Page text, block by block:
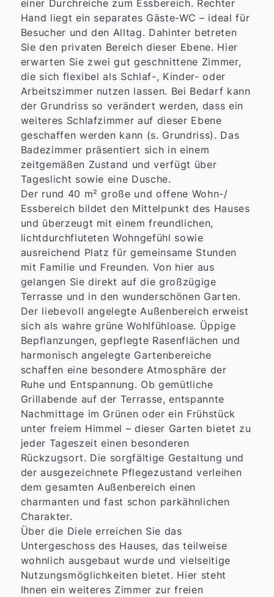
einer Durchreiche zum Essbereich. Rechter
Hand liegt ein separates Gäste-WC – ideal für
Besucher und den Alltag. Dahinter betreten
Sie den privaten Bereich dieser Ebene. Hier
erwarten Sie zwei gut geschnittene Zimmer,
die sich flexibel als Schlaf-, Kinder- oder
Arbeitszimmer nutzen lassen. Bei Bedarf kann
der Grundriss so verändert werden, dass ein
weiteres Schlafzimmer auf dieser Ebene
geschaffen werden kann (s. Grundriss). Das
Badezimmer präsentiert sich in einem
zeitgemäßen Zustand und verfügt über
Tageslicht sowie eine Dusche.
Der rund 40 m² große und offene Wohn-/
Essbereich bildet den Mittelpunkt des Hauses
und überzeugt mit einem freundlichen,
lichtdurchfluteten Wohngefühl sowie
ausreichend Platz für gemeinsame Stunden
mit Familie und Freunden. Von hier aus
gelangen Sie direkt auf die großzügige
Terrasse und in den wunderschönen Garten.
Der liebevoll angelegte Außenbereich erweist
sich als wahre grüne Wohlfühloase. Üppige
Bepflanzungen, gepflegte Rasenflächen und
harmonisch angelegte Gartenbereiche
schaffen eine besondere Atmosphäre der
Ruhe und Entspannung. Ob gemütliche
Grillabende auf der Terrasse, entspannte
Nachmittage im Grünen oder ein Frühstück
unter freiem Himmel – dieser Garten bietet zu
jeder Tageszeit einen besonderen
Rückzugsort. Die sorgfältige Gestaltung und
der ausgezeichnete Pflegezustand verleihen
dem gesamten Außenbereich einen
charmanten und fast schon parkähnlichen
Charakter.
Über die Diele erreichen Sie das
Untergeschoss des Hauses, das teilweise
wohnlich ausgebaut wurde und vielseitige
Nutzungsmöglichkeiten bietet. Hier steht
Ihnen ein weiteres Zimmer zur freien